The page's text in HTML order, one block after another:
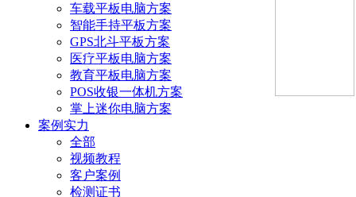
车载平板电脑方案
智能手持平板方案
GPS北斗平板方案
医疗平板电脑方案
教育平板电脑方案
POS收银一体机方案
掌上迷你电脑方案
案例实力
全部
视频教程
客户案例
检测证书